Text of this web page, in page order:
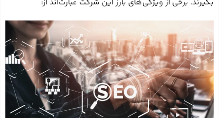
بگیرند. برخی از ویژگی‌های بارز این شرکت عبارت‌اند از: